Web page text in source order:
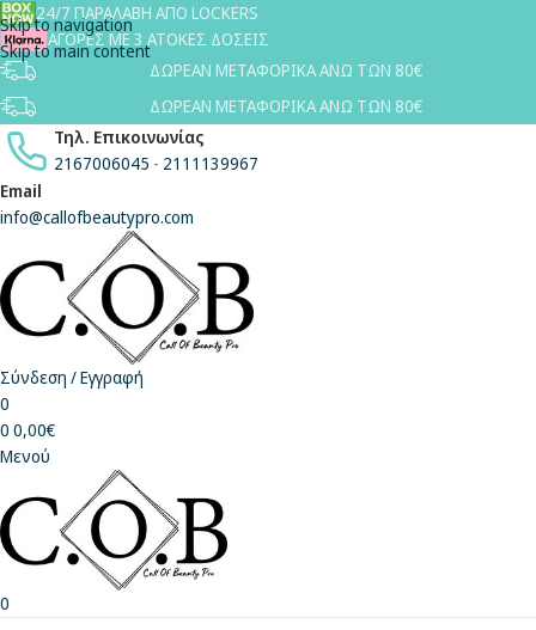
Skip to navigation
Skip to main content
24/7 ΠΑΡΑΛΑΒΗ ΑΠΟ LOCKERS
ΑΓΟΡΕΣ ΜΕ 3 ΑΤΟΚΕΣ ΔΟΣΕΙΣ
ΔΩΡΕΑΝ ΜΕΤΑΦΟΡΙΚΑ ΑΝΩ ΤΩΝ 80€
ΔΩΡΕΑΝ ΜΕΤΑΦΟΡΙΚΑ ΑΝΩ ΤΩΝ 80€
Τηλ. Επικοινωνίας
2167006045 - 2111139967
Email
info@callofbeautypro.com
Σύνδεση / Εγγραφή
0
0 0,00€
Μενού
0